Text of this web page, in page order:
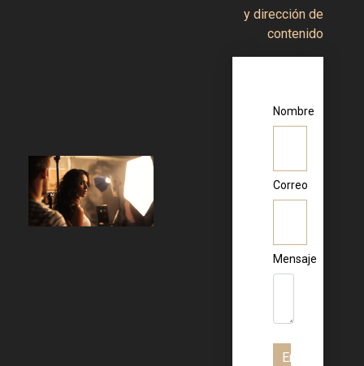
y dirección de
contenido
Nombre
Correo
Mensaje
Enviar